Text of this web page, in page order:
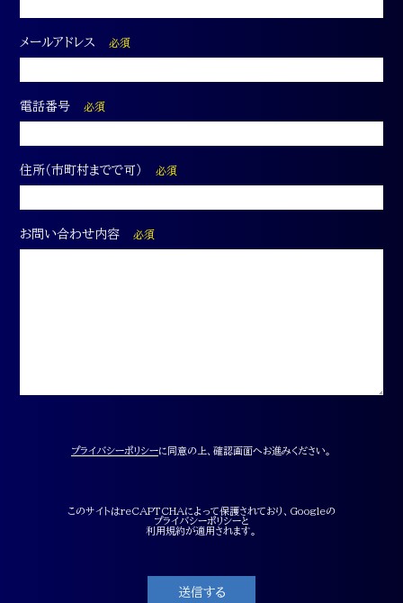
メールアドレス 必須
電話番号 必須
住所（市町村までで可） 必須
お問い合わせ内容 必須
プライバシーポリシーに同意の上、確認画面へお進みください。
このサイトはreCAPTCHAによって保護されており、Googleの
プライバシーポリシーと
利用規約が適用されます。